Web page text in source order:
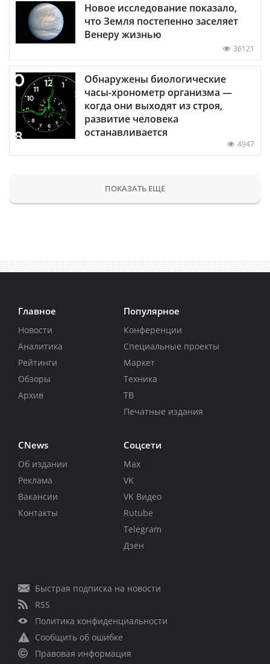
Новое исследование показало,
что Земля постепенно заселяет
Венеру жизнью
36121
Обнаружены биологические
часы-хронометр организма —
когда они выходят из строя,
развитие человека
останавливается
4947
ПОКАЗАТЬ ЕЩЕ
Главное
Новости
Аналитика
Рейтинги
Обзоры
Архив
Популярное
Конференции
Специальные проекты
Маркет
Техника
ТВ
Печатные издания
CNews
Об издании
Реклама
Вакансии
Контакты
Соцсети
Max
VK
VK Видео
Rutube
Telegram
Дзен
Быстрая подписка на новости
RSS
Политика конфиденциальности
Сообщить об ошибке
Правовая информация